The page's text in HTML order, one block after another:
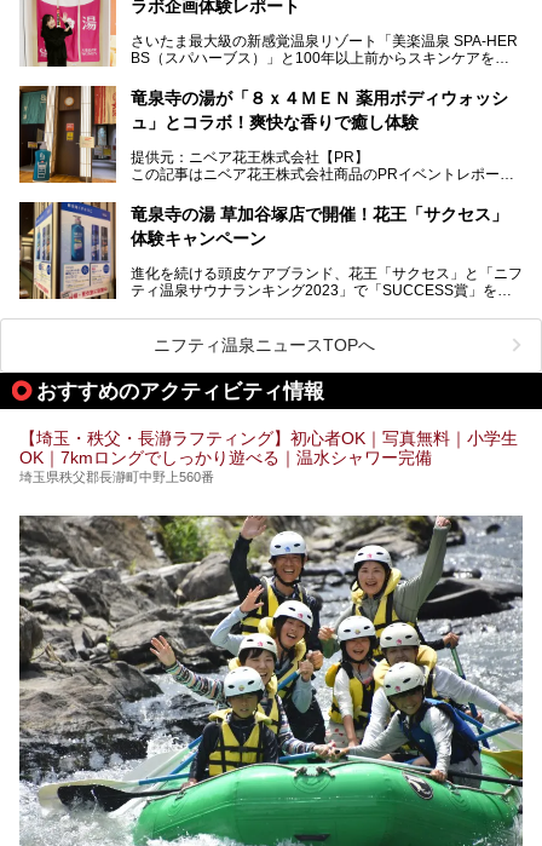
（ユブネ）」が新ブランド「YUBUNE SAUNA PARK」を立
湯舞音らしいサウナにこだわった遊び心満点の"銭湯×屋外サ
ウナ"施設で、男女別のお風呂のほか、水着やサウナ着で楽
ど、ユニークなポイントがいっぱい！
オープン前取材に行ってきましたので、早速どこより詳しく
紹介しちゃいます！
ラボ企画体験レポート
さいたま最大級の新感覚温泉リゾート「美楽温泉 SPA-HER
BS（スパハーブス）」と100年以上前からスキンケアを考
読者モデルやインスタグラマーとして活躍している、美容＆
スパ大好きの畑瀬愛さんと取材してきました。
提供元：ニベア花王株式会社【PR】
この記事はニベア花王株式会社商品のPRイベントレポート
竜泉寺の湯が「８ｘ４ＭＥＮ 薬用ボディウォッシ
ュ」とコラボ！爽快な香りで癒し体験
提供元：ニベア花王株式会社【PR】
この記事はニベア花王株式会社商品のPRイベントレポート
ーーー
注目のボディウォッシュアイテム「８ｘ４ＭＥＮ 薬用ボデ
全国総合2位にランクインした人気温浴施設「竜泉寺の湯 草
加谷塚店」がコラボイベントを期間限定で開催中ということ
気になるその内容をチェックしてきました！
竜泉寺の湯 草加谷塚店で開催！花王「サクセス」
体験キャンペーン
進化を続ける頭皮ケアブランド、花王「サクセス」と「ニフ
ティ温泉サウナランキング2023」で「SUCCESS賞」を獲
ベントを開催。
早速訪問し、気になるその内容を取材してきました！
───
提供元：花王株式会社【PR】
す。
ニフティ温泉ニュースTOPへ
おすすめのアクティビティ情報
【埼玉・秩父・長瀞ラフティング】初心者OK｜写真無料｜小学生
OK｜7kmロングでしっかり遊べる｜温水シャワー完備
埼玉県秩父郡長瀞町中野上560番